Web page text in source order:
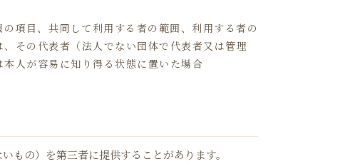
項目、共同して利用する者の範囲、利用する者の
その代表者（法人でない団体で代表者又は管理
人が容易に知り得る状態に置いた場合
の）を第三者に提供することがあります。